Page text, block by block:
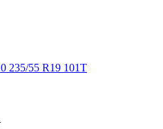
235/55 R19 101T